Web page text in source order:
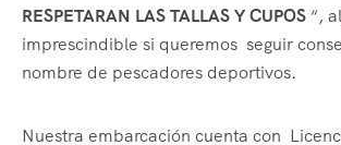
RESPETARAN LAS TALLAS Y CUPOS “,
imprescindible si queremos seguir
nombre de pescadores deportivos.
Nuestra embarcación cuenta con